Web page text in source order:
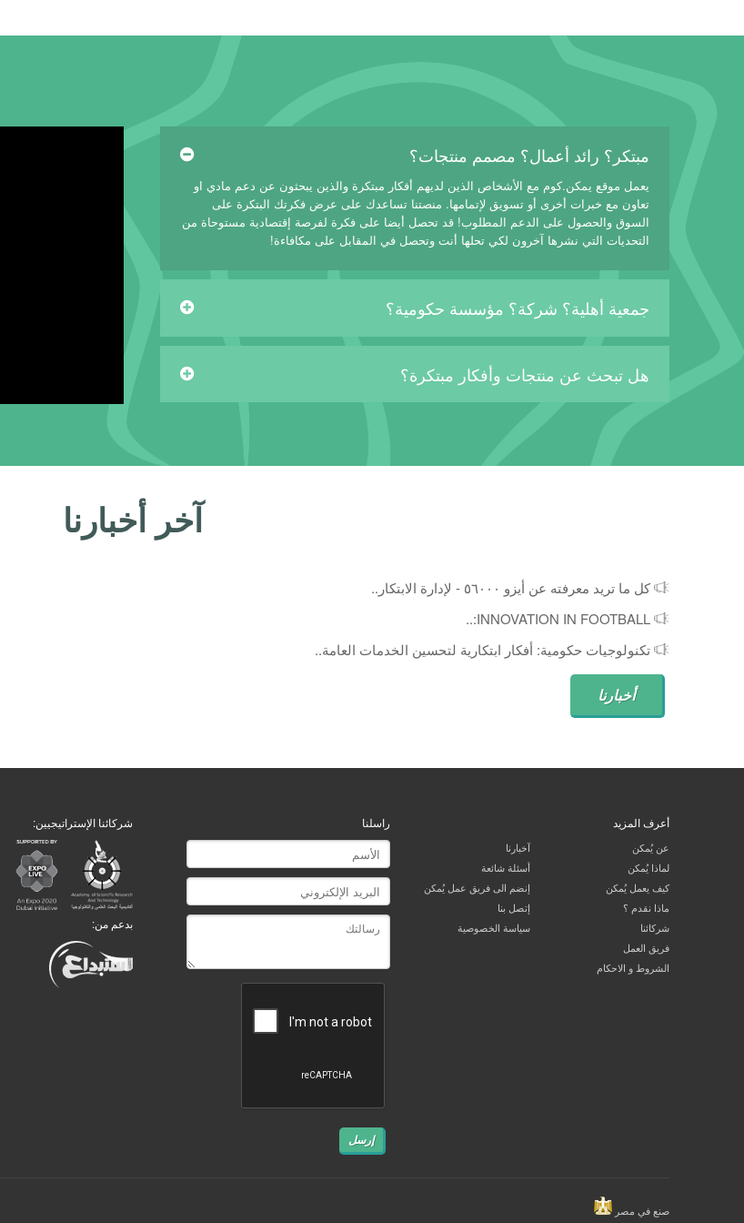
مبتكر؟ رائد أعمال؟ مصمم منتجات؟
يعمل موقع يمكن.كوم مع الأشخاص الذين لديهم أفكار مبتكرة والذين يبحثون عن دعم مادي او
تعاون مع خبرات أخرى أو تسويق لإتمامها. منصتنا تساعدك على عرض فكرتك البتكرة على
السوق والحصول على الدعم المطلوب! قد تحصل أيضا على فكرة لفرصة إقتصادية مستوحاة من
التحديات التي نشرها آخرون لكي تحلها أنت وتحصل في المقابل على مكافاءة!
جمعية أهلية؟ شركة؟ مؤسسة حكومية؟
هل تبحث عن منتجات وأفكار مبتكرة؟
آخر أخبارنا
كل ما تريد معرفته عن أيزو ٥٦٠٠٠ - لإدارة الابتكار..
INNOVATION IN FOOTBALL:..
تكنولوجيات حكومية: أفكار ابتكارية لتحسين الخدمات العامة..
أخبارنا
أعرف المزيد
عن يُمكن
لماذا يُمكن
كيف يعمل يُمكن
ماذا نقدم ؟
شركائنا
فريق العمل
الشروط و الاحكام
آخبارنا
أسئلة شائعة
إنضم الى فريق عمل يُمكن
إتصل بنا
سياسة الخصوصية
راسلنا
إرسل
شركائنا الإستراتيجيين:
بدعم من:
صنع في مصر